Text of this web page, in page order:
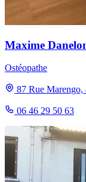
Maxime
Ostéopathe
87 Rue Marengo,
06 46 29 50 63